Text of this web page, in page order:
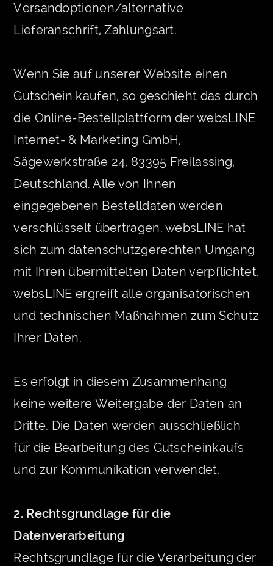
Versandoptionen/alternative
Lieferanschrift, Zahlungsart.
Wenn Sie auf unserer Website einen
Gutschein kaufen, so geschieht das durch
die Online-Bestellplattform der websLINE
Internet- & Marketing GmbH,
Sägewerkstraße 24, 83395 Freilassing,
Deutschland. Alle von Ihnen
eingegebenen Bestelldaten werden
verschlüsselt übertragen. websLINE hat
sich zum datenschutzgerechten Umgang
mit Ihren übermittelten Daten verpflichtet.
websLINE ergreift alle organisatorischen
und technischen Maßnahmen zum Schutz
Ihrer Daten.
Es erfolgt in diesem Zusammenhang
keine weitere Weitergabe der Daten an
Dritte. Die Daten werden ausschließlich
für die Bearbeitung des Gutscheinkaufs
und zur Kommunikation verwendet.
2. Rechtsgrundlage für die
Datenverarbeitung
Rechtsgrundlage für die Verarbeitung der